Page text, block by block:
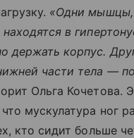
«Одни мышцы,
в
держать корпус.
части тела —
Ольга Кочетова.
мускулатура ног
кто сидит больше